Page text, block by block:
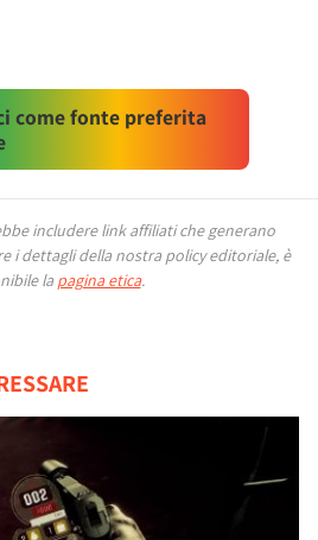
come fonte preferita
includere link affiliati che generano
i dettagli della nostra policy editoriale, è
la pagina etica.